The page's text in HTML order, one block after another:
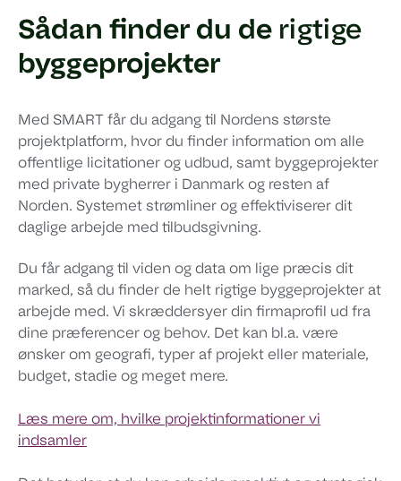
Sådan finder du de rigtige
byggeprojekter
Med SMART får du adgang til Nordens største
projektplatform, hvor du finder information om alle
offentlige licitationer og udbud, samt byggeprojekter
med private bygherrer i Danmark og resten af
Norden. Systemet strømliner og effektiviserer dit
daglige arbejde med tilbudsgivning.
Du får adgang til viden og data om lige præcis dit
marked, så du finder de helt rigtige byggeprojekter at
arbejde med. Vi skræddersyer din firmaprofil ud fra
dine præferencer og behov. Det kan bl.a. være
ønsker om geografi, typer af projekt eller materiale,
budget, stadie og meget mere.
Læs mere om, hvilke projektinformationer vi
indsamler